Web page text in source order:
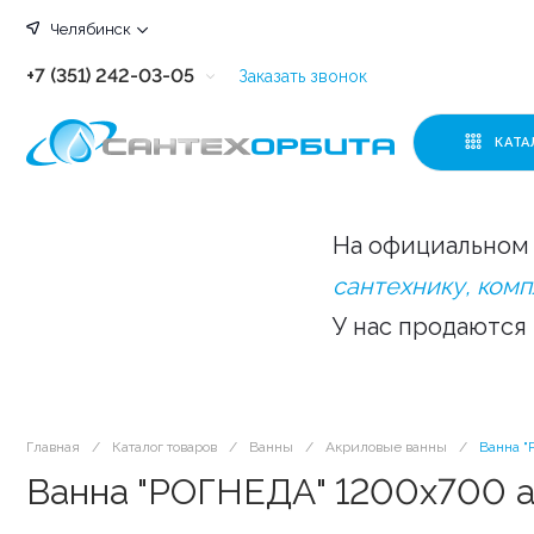
Челябинск
+7 (351) 242-03-05
+7 (351) 242-03-63
Заказать звонок
На официальном
сантехнику,
У нас
Главная / Каталог товаров / Ванны / Акриловые ванны / Ванна
Ванна "РОГНЕДА" 1200х700